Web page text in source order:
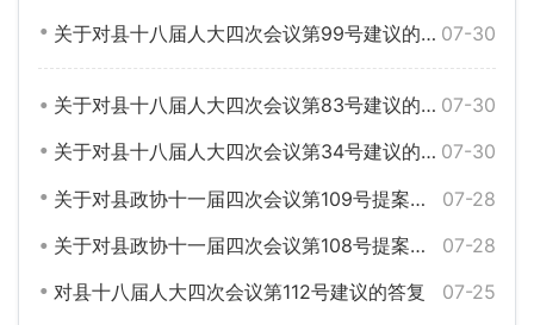
07-30
关于对县十八届人大四次会议第99号建议的答复
07-30
关于对县十八届人大四次会议第83号建议的答复
07-30
关于对县十八届人大四次会议第34号建议的答复
07-28
关于对县政协十一届四次会议第109号提案的答复
07-28
关于对县政协十一届四次会议第108号提案的答复
07-25
对县十八届人大四次会议第112号建议的答复